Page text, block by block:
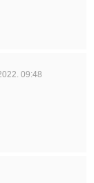
09:48